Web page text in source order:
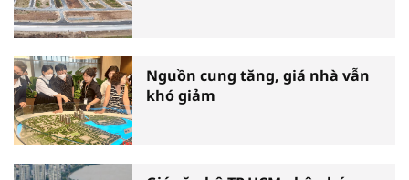
Nguồn cung tăng, giá nhà vẫn
khó giảm